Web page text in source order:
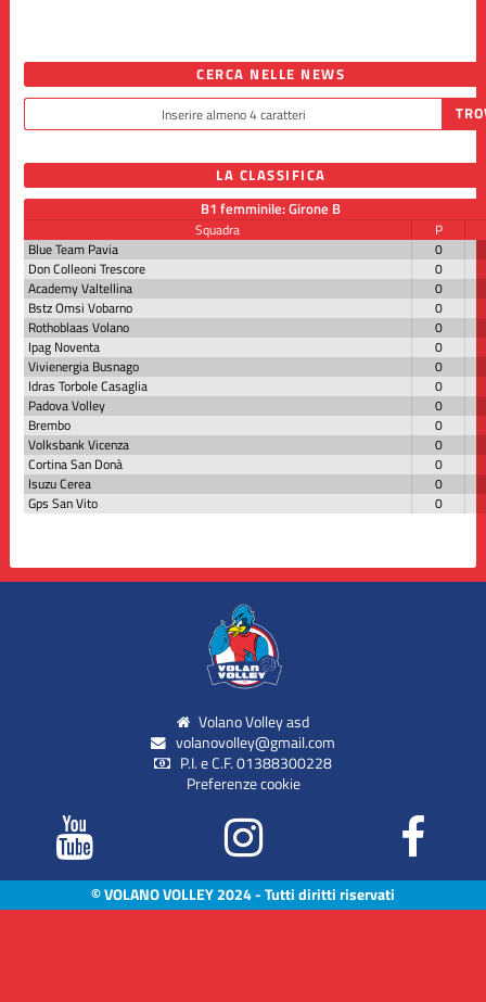
CERCA NELLE NEWS
LA CLASSIFICA
B1 femminile: Girone B
Squadra
P
Blue Team Pavia
0
Don Colleoni Trescore
0
Academy Valtellina
0
Bstz Omsi Vobarno
0
Rothoblaas Volano
0
Ipag Noventa
0
Vivienergia Busnago
0
Idras Torbole Casaglia
0
Padova Volley
0
Brembo
0
Volksbank Vicenza
0
Cortina San Donà
0
Isuzu Cerea
0
Gps San Vito
0
Volano Volley asd
volanovolley@gmail.com
P.I. e C.F. 01388300228
Preferenze cookie
© VOLANO VOLLEY 2024 - Tutti diritti riservati